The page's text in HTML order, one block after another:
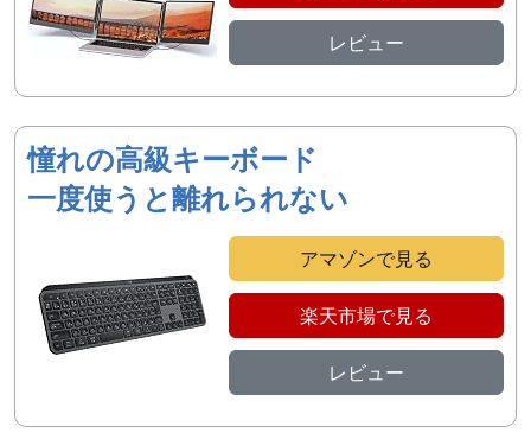
レビュー
憧れの高級キーボード
一度使うと離れられない
アマゾンで見る
楽天市場で見る
レビュー